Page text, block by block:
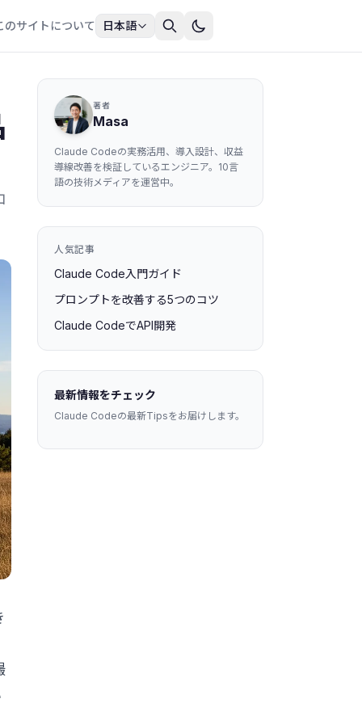
のサイトについて 日本語
著者
Masa
Claude Codeの実務活用、導入設計、収益
導線改善を検証しているエンジニア。10言
語の技術メディアを運営中。
人気記事
Claude Code入門ガイド
プロンプトを改善する5つのコツ
Claude CodeでAPI開発
最新情報をチェック
Claude Codeの最新Tipsをお届けします。